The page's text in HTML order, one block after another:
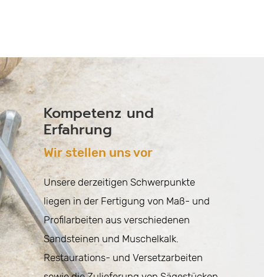
Kompetenz und
Erfahrung
Wir stellen uns vor
Unsere derzeitigen Schwerpunkte
liegen in der Fertigung von Maß- und
Profilarbeiten aus verschiedenen
Sandsteinen und Muschelkalk.
Restaurations- und Versetzarbeiten